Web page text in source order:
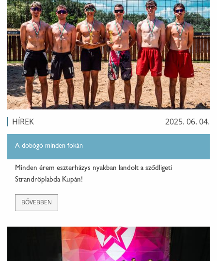
HÍREK 2025. 06. 04.
A dobógó minden fokán
Minden érem eszterházys nyakban landolt a sződligeti
Strandröplabda Kupán!
BŐVEBBEN